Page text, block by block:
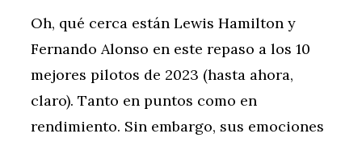
Oh, qué cerca están Lewis Hamilton y
Fernando Alonso en este repaso a los 10
mejores pilotos de 2023 (hasta ahora,
claro). Tanto en puntos como en
rendimiento. Sin embargo, sus emociones